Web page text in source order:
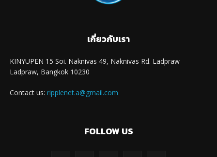
เกี่ยวกับเรา
KINYUPEN 15 Soi. Naknivas 49, Naknivas Rd. Ladpraw
Ladpraw, Bangkok 10230
Contact us: ripplenet.a@gmail.com
FOLLOW US